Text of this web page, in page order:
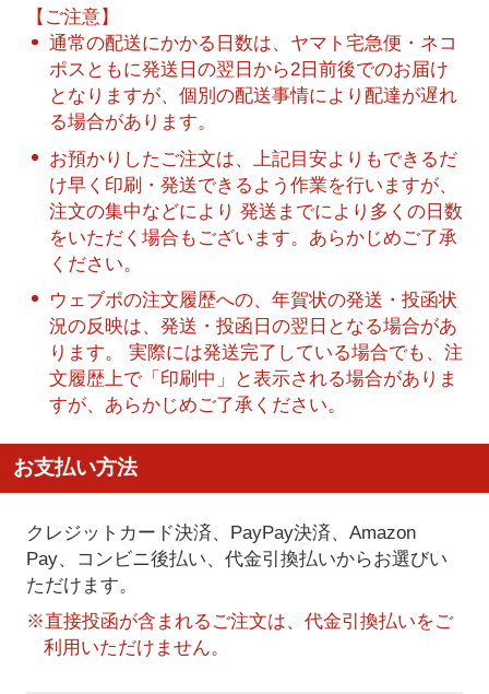
【ご注意】
通常の配送にかかる日数は、ヤマト宅急便・ネコ
ポスともに発送日の翌日から2日前後でのお届け
となりますが、個別の配送事情により配達が遅れ
る場合があります。
お預かりしたご注文は、上記目安よりもできるだ
け早く印刷・発送できるよう作業を行いますが、
注文の集中などにより 発送までにより多くの日数
をいただく場合もございます。あらかじめご了承
ください。
ウェブポの注文履歴への、年賀状の発送・投函状
況の反映は、発送・投函日の翌日となる場合があ
ります。 実際には発送完了している場合でも、注
文履歴上で「印刷中」と表示される場合がありま
すが、あらかじめご了承ください。
お支払い方法
クレジットカード決済、PayPay決済、Amazon
Pay、コンビニ後払い、代金引換払いからお選びい
ただけます。
※直接投函が含まれるご注文は、代金引換払いをご
利用いただけません。